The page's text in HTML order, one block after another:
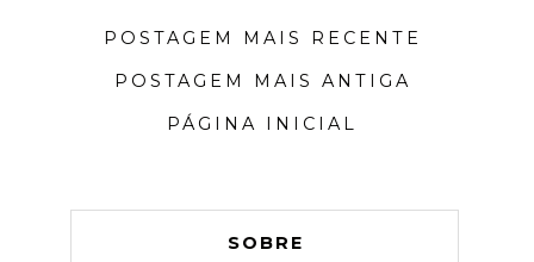
POSTAGEM MAIS RECENTE
POSTAGEM MAIS ANTIGA
PÁGINA INICIAL
SOBRE